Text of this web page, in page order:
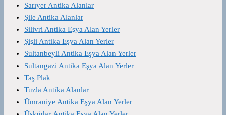
Sarıyer Antika Alanlar
Şile Antika Alanlar
Silivri Antika Eşya Alan Yerler
Şişli Antika Eşya Alan Yerler
Sultanbeyli Antika Eşya Alan Yerler
Sultangazi Antika Eşya Alan Yerler
Taş Plak
Tuzla Antika Alanlar
Ümraniye Antika Eşya Alan Yerler